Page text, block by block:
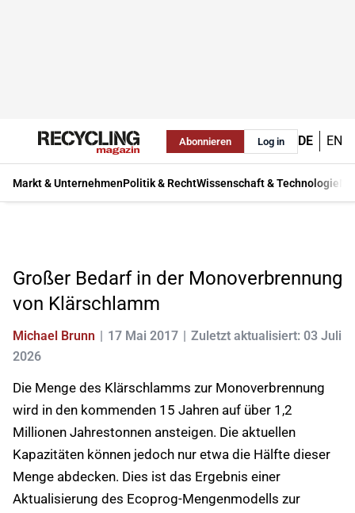
Abonnieren Log in DE EN
Markt & UnternehmenPolitik & RechtWissenschaft & Technologie
Großer Bedarf in der Monoverbrennung
von Klärschlamm
Michael Brunn 17 Mai 2017
Zuletzt aktualisiert: 03 Juli
2026
Die Menge des Klärschlamms zur Monoverbrennung
wird in den kommenden 15 Jahren auf über 1,2
Millionen Jahrestonnen ansteigen. Die aktuellen
Kapazitäten können jedoch nur etwa die Hälfte dieser
Menge abdecken. Dies ist das Ergebnis einer
Aktualisierung des Ecoprog-Mengenmodells zur